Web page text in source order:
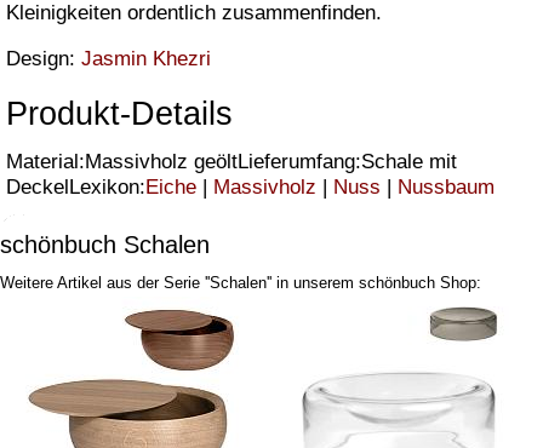
Kleinigkeiten ordentlich zusammenfinden.
Design: Jasmin Khezri
Produkt-Details
Material:Massivholz geöltLieferumfang:Schale mit
DeckelLexikon:Eiche | Massivholz | Nuss | Nussbaum
schönbuch Schalen
Weitere Artikel aus der Serie ''Schalen'' in unserem schönbuch Shop: